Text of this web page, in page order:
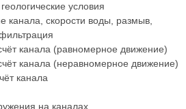
условия
канала, скорости воды, размыв,
канала (равномерное движение)
канала (неравномерное движение)
канала
на каналах